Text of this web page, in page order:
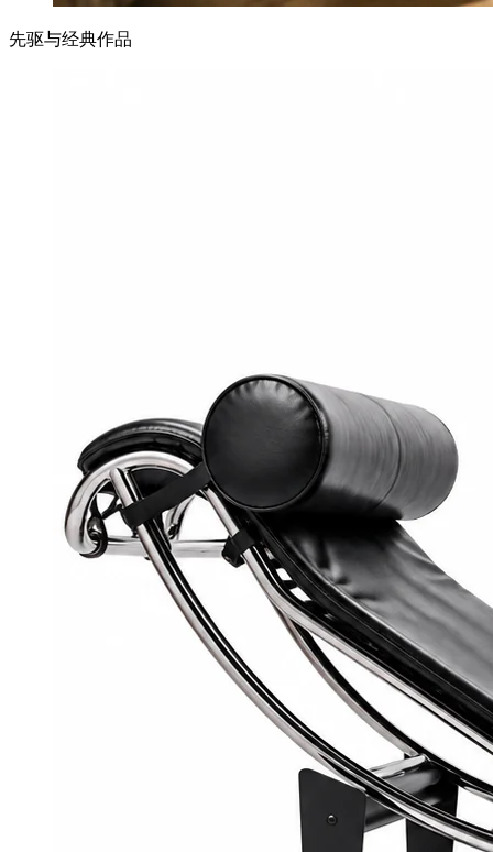
先驱与经典作品